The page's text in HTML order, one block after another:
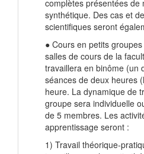
complètes présentées de
synthétique. Des cas et
scientifiques seront
● Cours en petits
salles de cours de la
travaillera en binôme (un
séances de deux heures
heure. La dynamique de
groupe sera individuelle
de 5 membres. Les
apprentissage seront :
1) Travail théorique-